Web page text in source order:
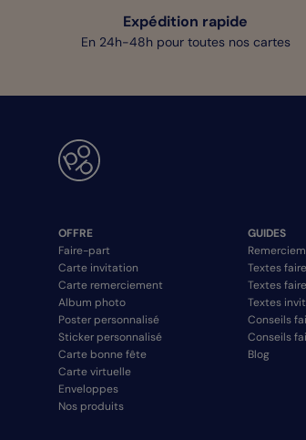
Expédition rapide
En 24h-48h pour toutes nos cartes
OFFRE
Faire-part
Carte invitation
Carte remerciement
Album photo
Poster personnalisé
Sticker personnalisé
Carte bonne fête
Carte virtuelle
Enveloppes
Nos produits
GUIDES
Textes
Textes
Textes
Conseils
Conseils
Blog